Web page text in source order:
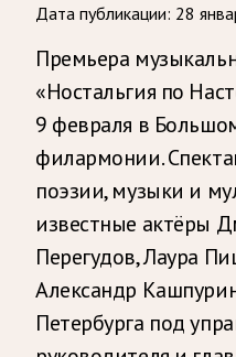
Дата публикации: 28
Премьера
«Ностальгия по
9 февраля в
филармонии.
поэзии, музыки и
известные актёры
Перегудов, Лаура
Александр
Петербурга под